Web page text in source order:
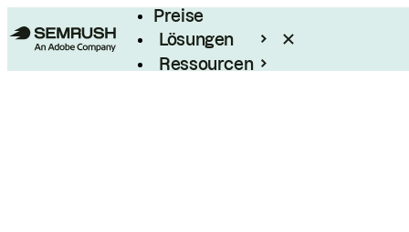
Preise
Lösungen
Ressourcen